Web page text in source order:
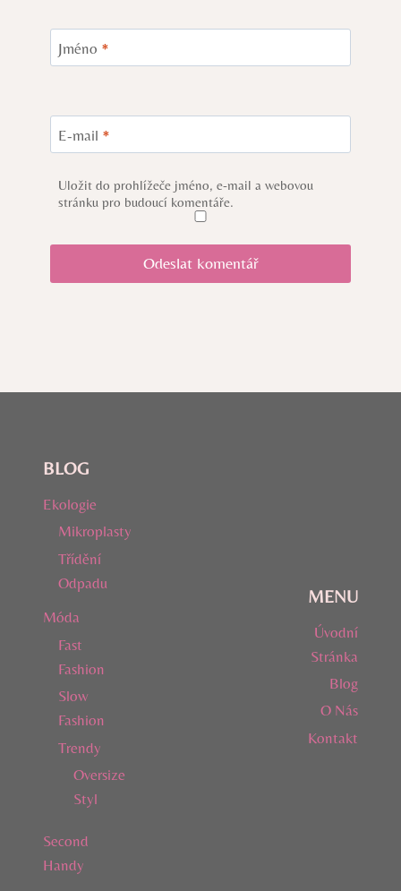
Jméno *
E-mail *
Uložit do prohlížeče jméno, e-mail a webovou
stránku pro budoucí komentáře.
BLOG
Ekologie
Mikroplasty
Třídění
Odpadu
Móda
Fast
Fashion
Slow
Fashion
Trendy
Oversize
Styl
Second
Handy
MENU
Úvodní
Stránka
Blog
O Nás
Kontakt